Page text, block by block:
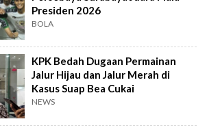
Presiden 2026
BOLA
KPK Bedah Dugaan Permainan
Jalur Hijau dan Jalur Merah di
Kasus Suap Bea Cukai
NEWS